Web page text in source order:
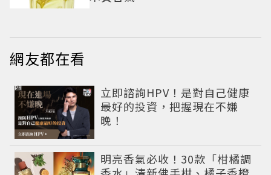
網友都在看
立即諮詢HPV！是對自己健康
最好的投資，把握現在不嫌
晚！
PR
明亮香氣必收！30款「柑橘調